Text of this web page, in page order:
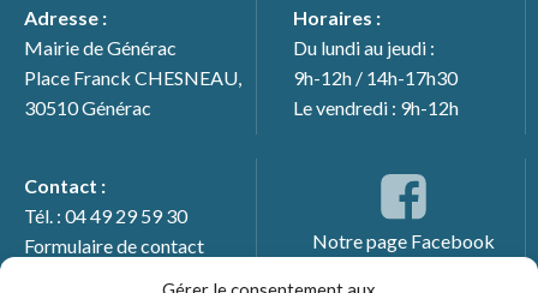
Adresse :
Mairie de Générac
Place Franck CHESNEAU,
30510 Générac
Horaires :
Du lundi au jeudi :
9h-12h / 14h-17h30
Le vendredi : 9h-12h
Contact :
Tél. : 04 49 29 59 30
Formulaire de contact
Notre page Facebook